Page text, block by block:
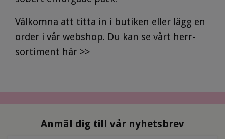
Välkomna att titta in i butiken eller lägg en
order i vår webshop. Du kan se vårt herr-
sortiment här >>
Anmäl dig till vår nyhetsbrev